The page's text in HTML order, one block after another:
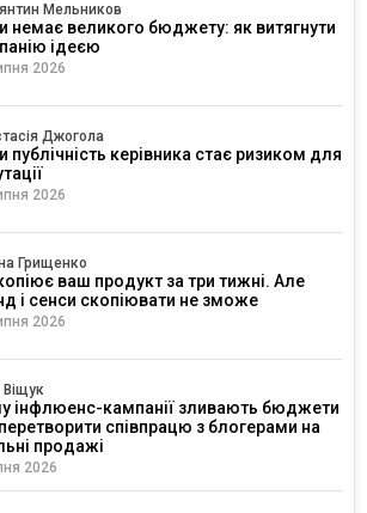
Мельников
немає великого бюджету: як витягнути
ідеєю
2026
Джогола
публічність керівника стає ризиком для
2026
Грищенко
ваш продукт за три тижні. Але
і сенси скопіювати не зможе
2026
Віщук
інфлюенс-кампанії зливають бюджети
перетворити співпрацю з блогерами на
продажі
2026